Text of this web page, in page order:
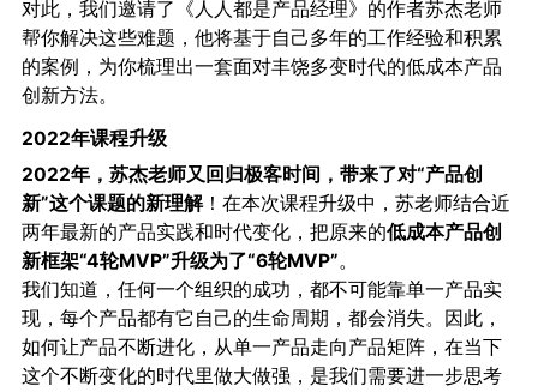
对此，我们邀请了《人人都是产品经理》的作者苏杰老师
帮你解决这些难题，他将基于自己多年的工作经验和积累
的案例，为你梳理出一套面对丰饶多变时代的低成本产品
创新方法。
2022年课程升级
2022年，苏杰老师又回归极客时间，带来了对“产品创
新”这个课题的新理解！在本次课程升级中，苏老师结合近
两年最新的产品实践和时代变化，把原来的低成本产品创
新框架“4轮MVP”升级为了“6轮MVP”。
我们知道，任何一个组织的成功，都不可能靠单一产品实
现，每个产品都有它自己的生命周期，都会消失。因此，
如何让产品不断进化，从单一产品走向产品矩阵，在当下
这个不断变化的时代里做大做强，是我们需要进一步思考